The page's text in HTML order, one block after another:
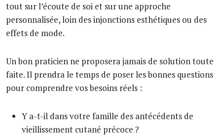
tout sur l’écoute de soi et sur une approche
personnalisée, loin des injonctions esthétiques ou des
effets de mode.
Un bon praticien ne proposera jamais de solution toute
faite. Il prendra le temps de poser les bonnes questions
pour comprendre vos besoins réels :
Y a-t-il dans votre famille des antécédents de
vieillissement cutané précoce ?